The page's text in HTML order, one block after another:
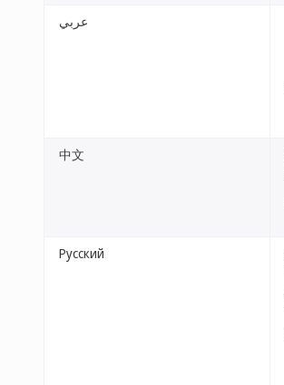
عربي
中文
Русский